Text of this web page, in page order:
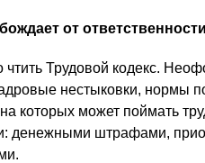
от ответственности
Трудовой кодекс.
нестыковки, нормы
которых может поймать
денежными штрафами,